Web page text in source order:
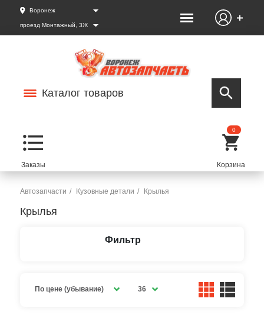
Воронеж
проезд Монтажный, 3Ж
Каталог товаров
0
Автозапчасти Кузовные детали Крылья
Крылья
Фильтр
По цене (убывание) 36